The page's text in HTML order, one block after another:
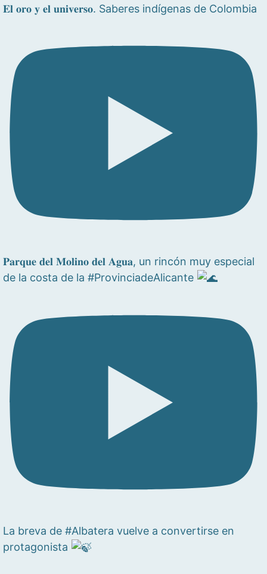
𝐄𝐥 𝐨𝐫𝐨 𝐲 𝐞𝐥 𝐮𝐧𝐢𝐯𝐞𝐫𝐬𝐨. Saberes indígenas de Colombia
𝐏𝐚𝐫𝐪𝐮𝐞 𝐝𝐞𝐥 𝐌𝐨𝐥𝐢𝐧𝐨 𝐝𝐞𝐥 𝐀𝐠𝐮𝐚, un rincón muy especial
de la costa de la #ProvinciadeAlicante
La breva de #Albatera vuelve a convertirse en
protagonista